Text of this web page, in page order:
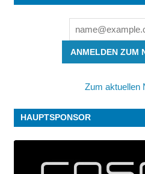
ANMELDEN ZUM
Zum aktuellen
HAUPTSPONSOR